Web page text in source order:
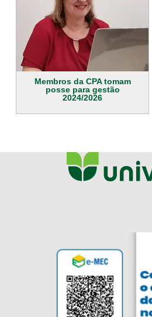
Membros da CPA tomam
posse para gestão
2024/2026